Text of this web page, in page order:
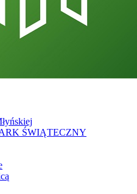
ŚWIĄTECZNY